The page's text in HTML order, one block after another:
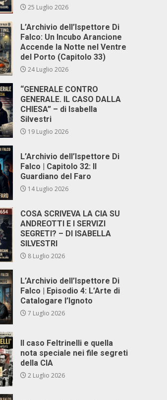
25 Luglio 2026
L’Archivio dell’Ispettore Di
Falco: Un Incubo Arancione
Accende la Notte nel Ventre
del Porto (Capitolo 33)
24 Luglio 2026
“GENERALE CONTRO
GENERALE. IL CASO DALLA
CHIESA” – di Isabella
Silvestri
19 Luglio 2026
L’Archivio dell’Ispettore Di
Falco | Capitolo 32: Il
Guardiano del Faro
14 Luglio 2026
COSA SCRIVEVA LA CIA SU
ANDREOTTI E I SERVIZI
SEGRETI? – DI ISABELLA
SILVESTRI
8 Luglio 2026
L’Archivio dell’Ispettore Di
Falco | Episodio 4: L’Arte di
Catalogare l’Ignoto
7 Luglio 2026
Il caso Feltrinelli e quella
nota speciale nei file segreti
della CIA
2 Luglio 2026